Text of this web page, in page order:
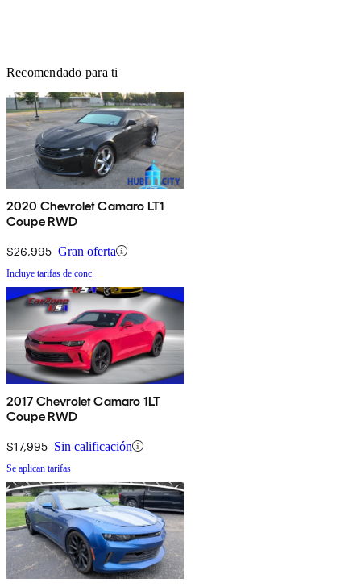
Recomendado para ti
2020 Chevrolet Camaro LT1
Coupe RWD
$26,995 Gran oferta
Incluye tarifas de conc.
2017 Chevrolet Camaro 1LT
Coupe RWD
$17,995 Sin calificación
Se aplican tarifas